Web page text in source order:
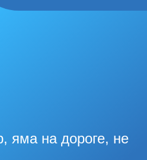
яма на дороге, не